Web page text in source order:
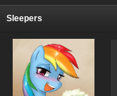
Sleepers